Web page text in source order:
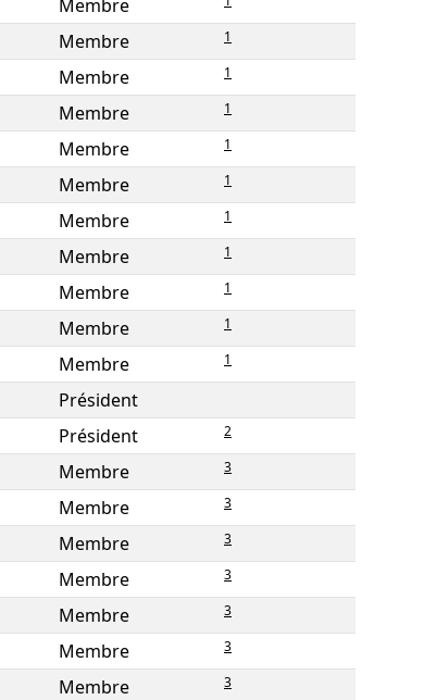
Membre
Membre 1
Membre 1
Membre 1
Membre 1
Membre 1
Membre 1
Membre 1
Membre 1
Membre 1
Membre 1
Président
Président 2
Membre 3
Membre 3
Membre 3
Membre 3
Membre 3
Membre 3
Membre 3